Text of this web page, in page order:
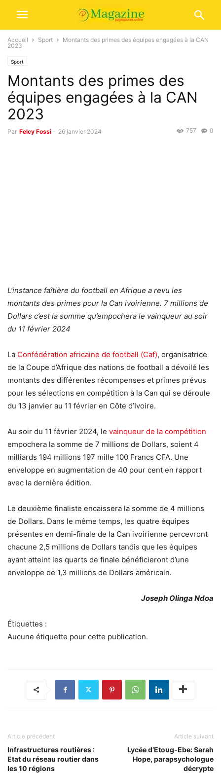
Accueil Sport
Montants des primes des équipes engagées à la CAN
2023
Sport
Montants des primes des
équipes engagées à la CAN
2023
Par Felcy Fossi - 26 janvier 2024 0
757
L’instance faîtière du football en Afrique a revu les
montants des primes pour la Can ivoirienne. 7 millions de
Dollars c’est la somme qu’empochera le vainqueur au soir
du 11 février 2024
La Confédération africaine de football (Caf), organisatrice
de la Coupe d’Afrique des nations de football a dévoilé les
montants des différentes récompenses et primes prévus
pour les sélections en compétition à la Can qui se déroule
du 13 janvier au 11 février en Côte d’Ivoire.
Au soir du 11 février 2024, le vainqueur de la compétition
empochera la somme de 7 millions de Dollars, soient 4
milliards 194 millions 197 mille 100 Francs CFA. Une
enveloppe en augmentation de 40 pour cent en rapport
avec la dernière édition.
Le deuxième finaliste encaissera la somme de 4 millions
de Dollars. Dans le même temps, les quatre équipes
présentes en demi-finale de la Can ivoirienne percevront
chacune 2,5 millions de Dollars tandis que les équipes
ayant atteint les quarts de finale bénéficieront d’une
enveloppe de 1,3 millions de Dollars américain.
Joseph Olinga Ndoa
Étiquettes :
Aucune étiquette pour cette publication.
Article précédent
Infrastructures routières :
Etat du réseau routier dans
les 10 régions
Article suivant
Lycée d’Etoug-Ebe: Sarah
Hope, parapsychologue
décrypte